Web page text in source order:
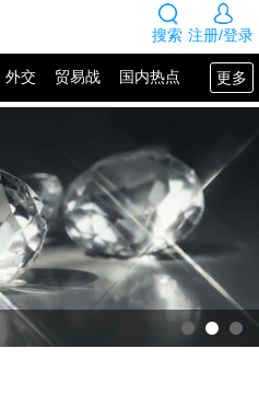
注册/登录
搜索
更多
外交 贸易战 国内热点
图片展示 留言板